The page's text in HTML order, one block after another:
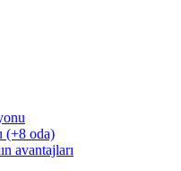
(+8 oda)
avantajları